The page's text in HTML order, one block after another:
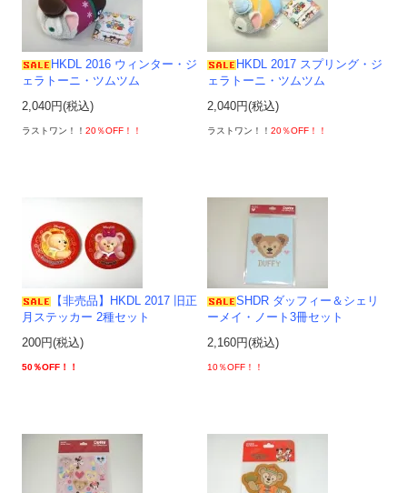
HKDL 2016 ウィンター・ジ
ェラトーニ・ツムツム
2,040円(税込)
ラストワン！！20％OFF！！
HKDL 2017 スプリング・ジ
ェラトーニ・ツムツム
2,040円(税込)
ラストワン！！20％OFF！！
【非売品】HKDL 2017 旧正
月ステッカー 2種セット
200円(税込)
50％OFF！！
SHDR ダッフィー＆シェリ
ーメイ・ノート3冊セット
2,160円(税込)
10％OFF！！